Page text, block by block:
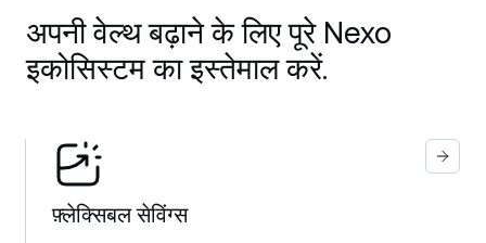
अपनी वेल्थ बढ़ाने के लिए पूरे Nexo
इकोसिस्टम का इस्तेमाल करें.
फ़्लेक्सिबल सेविंग्स